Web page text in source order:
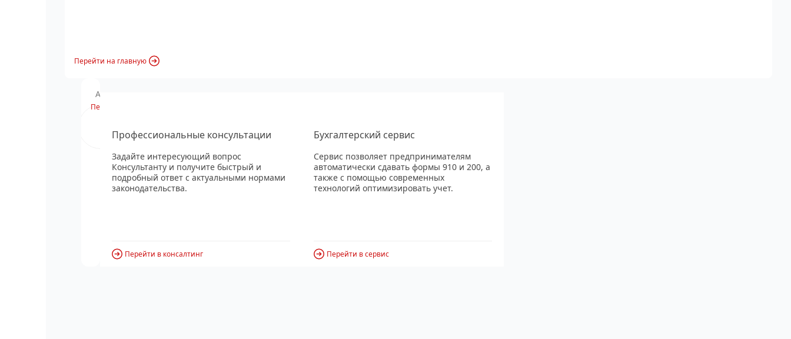
Перейти на главную
Анонс вебинара
Перейти
Профессиональные консультации
Задайте интересующий вопрос
Консультанту и получите быстрый и
подробный ответ с актуальными нормами
законодательства.
Перейти в консалтинг
Бухгалтерский сервис
Сервис позволяет предпринимателям
автоматически сдавать формы 910 и 200, а
также с помощью современных
технологий оптимизировать учет.
Перейти в сервис